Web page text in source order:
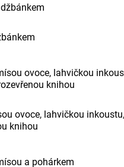
ovoce, lahvičkou
knihou